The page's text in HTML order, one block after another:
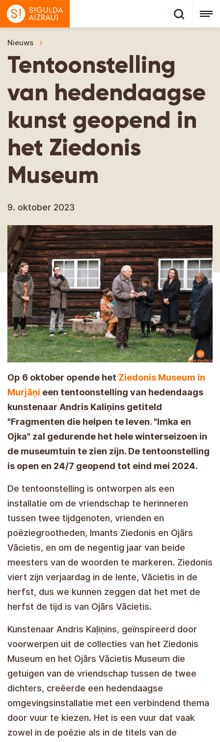
Nieuws
Tentoonstelling
van hedendaagse
kunst geopend in
het Ziedonis
Museum
9. oktober 2023
Op 6 oktober opende het Ziedonis Museum in
Murjāņi een tentoonstelling van hedendaags
kunstenaar Andris Kaliņins getiteld
"Fragmenten die helpen te leven. "Imka en
Ojka" zal gedurende het hele winterseizoen in
de museumtuin te zien zijn. De tentoonstelling
is open en 24/7 geopend tot eind mei 2024.
De tentoonstelling is ontworpen als een
installatie om de vriendschap te herinneren
tussen twee tijdgenoten, vrienden en
poëziegrootheden, Imants Ziedonis en Ojārs
Vācietis, en om de negentig jaar van beide
meesters van de woorden te markeren. Ziedonis
viert zijn verjaardag in de lente, Vācietis in de
herfst, dus we kunnen zeggen dat het met de
herfst de tijd is van Ojārs Vācietis.
Kunstenaar Andris Kaļiņins, geïnspireerd door
voorwerpen uit de collecties van het Ziedonis
Museum en het Ojārs Vācietis Museum die
getuigen van de vriendschap tussen de twee
dichters, creëerde een hedendaagse
omgevingsinstallatie met een verbindend thema
door vuur te kiezen. Het is een vuur dat vaak
zowel in de poëzie als in de titels van de